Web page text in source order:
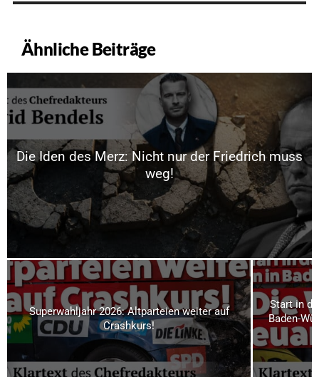
Ähnliche Beiträge
Die Iden des Merz: Nicht nur der Friedrich muss
weg!
Superwahljahr 2026: Altparteien weiter auf
Crashkurs!
Start in
Baden-